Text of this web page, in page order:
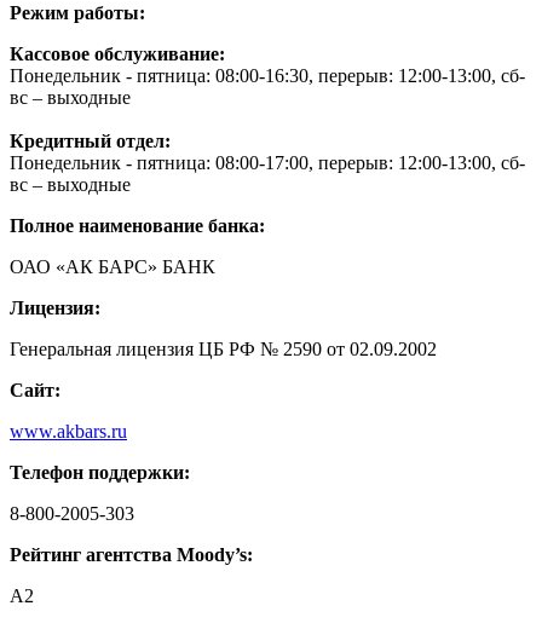
Режим работы:
Кассовое обслуживание:
Понедельник - пятница: 08:00-16:30, перерыв: 12:00-13:00, сб-
вс – выходные
Кредитный отдел:
Понедельник - пятница: 08:00-17:00, перерыв: 12:00-13:00, сб-
вс – выходные
Полное наименование банка:
ОАО «АК БАРС» БАНК
Лицензия:
Генеральная лицензия ЦБ РФ № 2590 от 02.09.2002
Сайт:
www.akbars.ru
Телефон поддержки:
8-800-2005-303
Рейтинг агентства Moody’s:
A2